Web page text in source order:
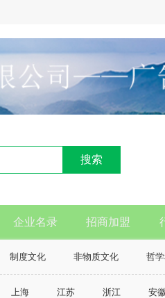
搜索
企业名录 招商加盟
制度文化 非物质文化
哲
上海 江苏 浙江 安